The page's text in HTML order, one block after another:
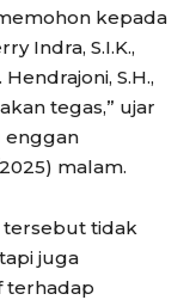
kepada
Indra, S.I.K.,
S.H.,
tegas,” ujar
enggan
malam.
tersebut tidak
juga
terhadap